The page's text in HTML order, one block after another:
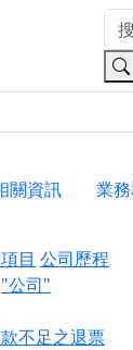
關資訊 業
目 公司歷程
"公司"
不足之退票